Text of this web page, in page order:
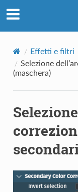
Effetti e filtri
Selezione
(maschera)